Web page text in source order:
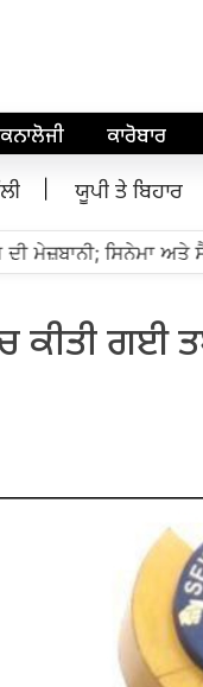
ਕਾਰੋਬਾਰ
ਯੂਪੀ ਤੇ ਬਿਹਾਰ
ਸਿਨੇਮਾ ਅਤੇ
ਕੀਤੀ ਗਈ